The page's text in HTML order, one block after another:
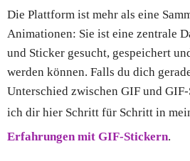
Die Plattform ist mehr als eine
Animationen: Sie ist eine zentrale
und Sticker gesucht, gespeichert
werden können. Falls du dich
Unterschied zwischen GIF und
ich dir hier Schritt für Schritt in
Erfahrungen mit GIF-Stickern.